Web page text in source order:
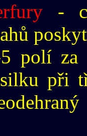
-
polí za
při